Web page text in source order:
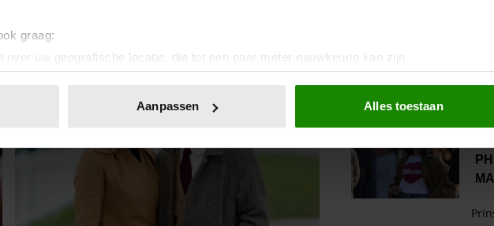
graag:
over uw geografische locatie, die tot een paar meter nauwkeurig kan zijn
door het actief te scannen op specifieke eigenschappen (fingerprinting)
of intrekken in de Cookieverklaring.
en advertenties te personaliseren, om functies voor social media te bieden en om
Ook delen we informatie over uw gebruik van onze site met onze partners voor social
Deze partners kunnen deze gegevens combineren met andere informatie die u aan ze
op basis van uw gebruik van hun services. U gaat akkoord met onze cookies
Aanpassen Alles toestaan